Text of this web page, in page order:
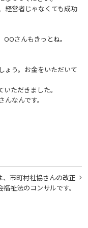
経営者じゃなくても成功
さんもきっとね。
ょう。お金をいただいて
ただきました。
なんです。
、市町村社協さんの改正
福祉法のコンサルです。